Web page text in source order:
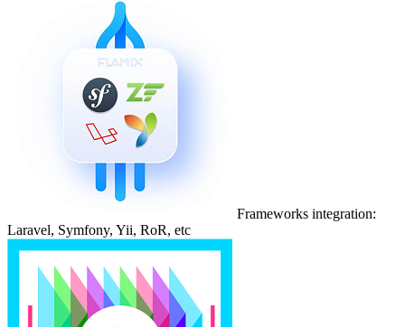
Frameworks integration:
Laravel, Symfony, Yii, RoR, etc